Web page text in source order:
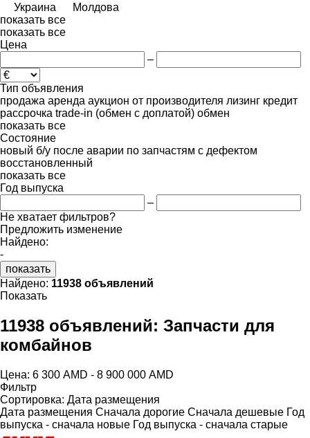
Украина
Молдова
показать все
показать все
Цена
–
Тип объявления
продажа аренда аукцион от производителя лизинг кредит
рассрочка trade-in (обмен с доплатой) обмен
показать все
Состояние
новый б/у после аварии по запчастям с дефектом
восстановленный
показать все
Год выпуска
–
Не хватает фильтров?
Предложить изменение
Найдено:
-
показать
Найдено: 11938 объявлений
Показать
11938 объявлений: Запчасти для
комбайнов
Цена: 6 300 AMD - 8 900 000 AMD
Фильтр
Сортировка: Дата размещения
Дата размещения Сначала дорогие Сначала дешевые Год
выпуска - сначала новые Год выпуска - сначала старые